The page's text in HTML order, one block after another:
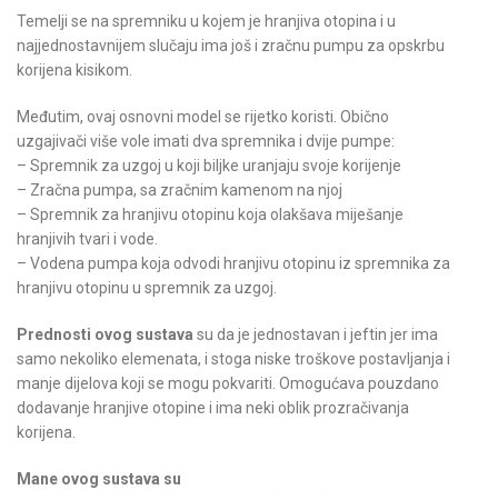
Temelji se na spremniku u kojem je hranjiva otopina i u
najjednostavnijem slučaju ima još i zračnu pumpu za opskrbu
korijena kisikom.
Međutim, ovaj osnovni model se rijetko koristi. Obično
uzgajivači više vole imati dva spremnika i dvije pumpe:
– Spremnik za uzgoj u koji biljke uranjaju svoje korijenje
– Zračna pumpa, sa zračnim kamenom na njoj
– Spremnik za hranjivu otopinu koja olakšava miješanje
hranjivih tvari i vode.
– Vodena pumpa koja odvodi hranjivu otopinu iz spremnika za
hranjivu otopinu u spremnik za uzgoj.
Prednosti ovog sustava su da je jednostavan i jeftin jer ima
samo nekoliko elemenata, i stoga niske troškove postavljanja i
manje dijelova koji se mogu pokvariti. Omogućava pouzdano
dodavanje hranjive otopine i ima neki oblik prozračivanja
korijena.
Mane ovog sustava su